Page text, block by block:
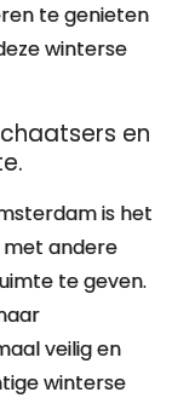
te genieten
winterse
en
is het
met andere
te geven.
veilig en
winterse